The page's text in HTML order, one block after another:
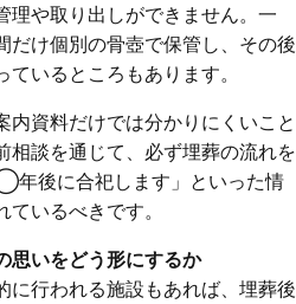
理や取り出しができません。一
だけ個別の骨壺で保管し、その後
いるところもあります。
内資料だけでは分かりにくいこと
相談を通じて、必ず埋葬の流れを
年後に合祀します」といった情
いるべきです。
思いをどう形にするか
に行われる施設もあれば、埋葬後